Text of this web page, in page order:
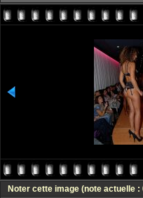
Noter cette image (note actuelle :